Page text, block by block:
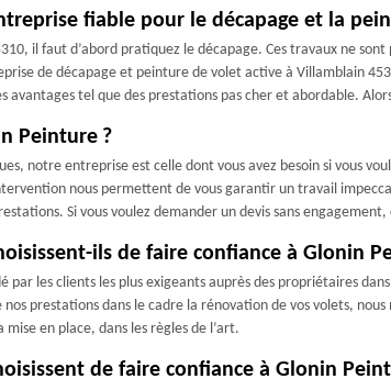
fiable pour le décapage et la
il faut d’abord pratiquez le décapage. Ces travaux ne
de décapage et peinture de volet active à Villamblain
tel que des prestations pas cher et abordable.
Peinture ?
notre entreprise est celle dont vous avez besoin si vous
nous permettent de vous garantir un travail
Si vous voulez demander un devis sans engagement,
ils de faire confiance à Glonin
les clients les plus exigeants auprès des propriétaires
prestations dans le cadre la rénovation de vos volets,
en place, dans les règles de l’art.
de faire confiance à Glonin